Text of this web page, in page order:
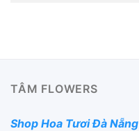
TÂM FLOWERS
Shop Hoa Tươi Đà Nẵng